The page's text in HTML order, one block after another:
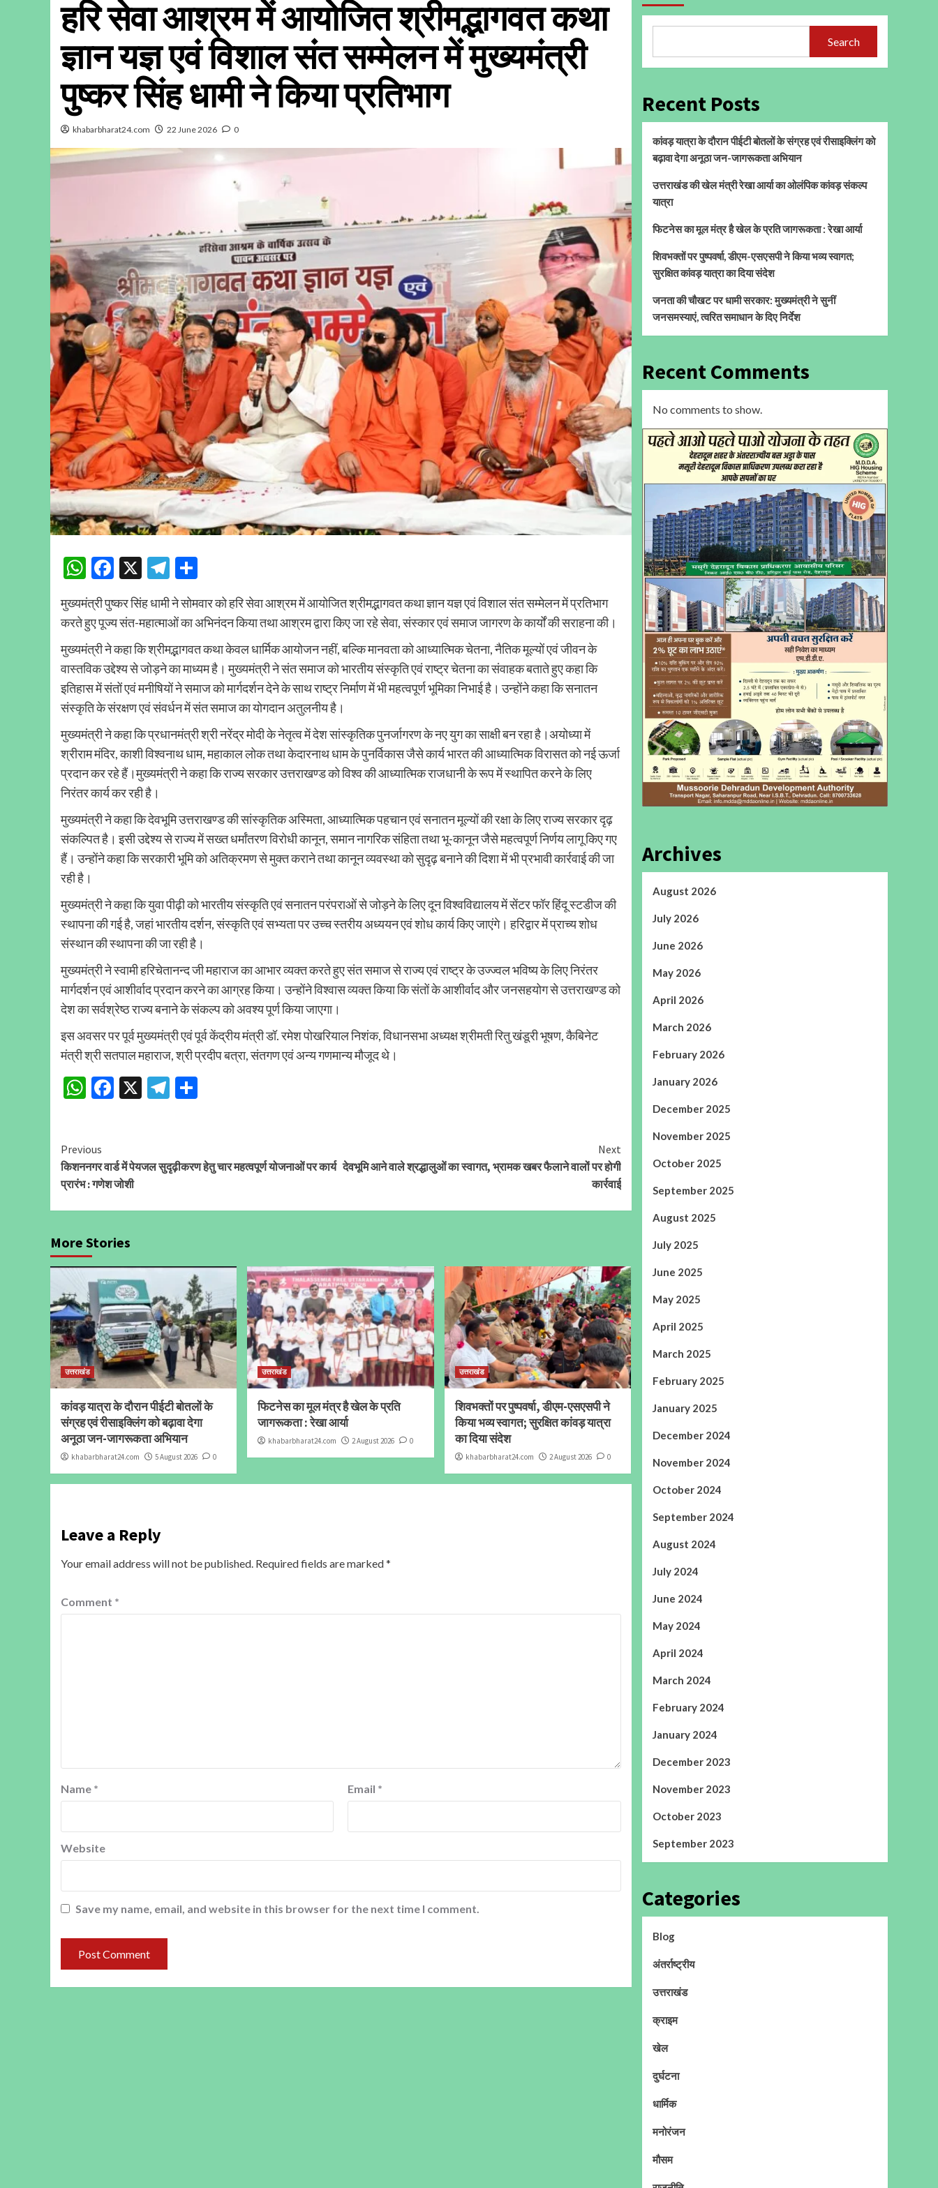
हरि सेवा आश्रम में आयोजित श्रीमद्भागवत कथा
ज्ञान यज्ञ एवं विशाल संत सम्मेलन में मुख्यमंत्री
पुष्कर सिंह धामी ने किया प्रतिभाग
khabarbharat24.com 22 June 2026 0
WhatsApp
Facebook
X Telegram
मुख्यमंत्री पुष्कर सिंह धामी ने सोमवार को हरि सेवा आश्रम में आयोजित श्रीमद्भागवत कथा ज्ञान यज्ञ एवं विशाल संत सम्मेलन में प्रतिभाग
करते हुए पूज्य संत-महात्माओं का अभिनंदन किया तथा आश्रम द्वारा किए जा रहे सेवा, संस्कार एवं समाज जागरण के कार्यों की सराहना की।
मुख्यमंत्री ने कहा कि श्रीमद्भागवत कथा केवल धार्मिक आयोजन नहीं, बल्कि मानवता को आध्यात्मिक चेतना, नैतिक मूल्यों एवं जीवन के
वास्तविक उद्देश्य से जोड़ने का माध्यम है। मुख्यमंत्री ने संत समाज को भारतीय संस्कृति एवं राष्ट्र चेतना का संवाहक बताते हुए कहा कि
इतिहास में संतों एवं मनीषियों ने समाज को मार्गदर्शन देने के साथ राष्ट्र निर्माण में भी महत्वपूर्ण भूमिका निभाई है। उन्होंने कहा कि सनातन
संस्कृति के संरक्षण एवं संवर्धन में संत समाज का योगदान अतुलनीय है।
मुख्यमंत्री ने कहा कि प्रधानमंत्री श्री नरेंद्र मोदी के नेतृत्व में देश सांस्कृतिक पुनर्जागरण के नए युग का साक्षी बन रहा है।अयोध्या में
श्रीराम मंदिर, काशी विश्वनाथ धाम, महाकाल लोक तथा केदारनाथ धाम के पुनर्विकास जैसे कार्य भारत की आध्यात्मिक विरासत को नई ऊर्जा
प्रदान कर रहे हैं।मुख्यमंत्री ने कहा कि राज्य सरकार उत्तराखण्ड को विश्व की आध्यात्मिक राजधानी के रूप में स्थापित करने के लिए
निरंतर कार्य कर रही है।
मुख्यमंत्री ने कहा कि देवभूमि उत्तराखण्ड की सांस्कृतिक अस्मिता, आध्यात्मिक पहचान एवं सनातन मूल्यों की रक्षा के लिए राज्य सरकार दृढ़
संकल्पित है। इसी उद्देश्य से राज्य में सख्त धर्मांतरण विरोधी कानून, समान नागरिक संहिता तथा भू-कानून जैसे महत्वपूर्ण निर्णय लागू किए गए
हैं। उन्होंने कहा कि सरकारी भूमि को अतिक्रमण से मुक्त कराने तथा कानून व्यवस्था को सुदृढ़ बनाने की दिशा में भी प्रभावी कार्रवाई की जा
रही है।
मुख्यमंत्री ने कहा कि युवा पीढ़ी को भारतीय संस्कृति एवं सनातन परंपराओं से जोड़ने के लिए दून विश्वविद्यालय में सेंटर फॉर हिंदू स्टडीज की
स्थापना की गई है, जहां भारतीय दर्शन, संस्कृति एवं सभ्यता पर उच्च स्तरीय अध्ययन एवं शोध कार्य किए जाएंगे। हरिद्वार में प्राच्य शोध
संस्थान की स्थापना की जा रही है।
मुख्यमंत्री ने स्वामी हरिचेतानन्द जी महाराज का आभार व्यक्त करते हुए संत समाज से राज्य एवं राष्ट्र के उज्ज्वल भविष्य के लिए निरंतर
मार्गदर्शन एवं आशीर्वाद प्रदान करने का आग्रह किया। उन्होंने विश्वास व्यक्त किया कि संतों के आशीर्वाद और जनसहयोग से उत्तराखण्ड को
देश का सर्वश्रेष्ठ राज्य बनाने के संकल्प को अवश्य पूर्ण किया जाएगा।
इस अवसर पर पूर्व मुख्यमंत्री एवं पूर्व केंद्रीय मंत्री डॉ. रमेश पोखरियाल निशंक, विधानसभा अध्यक्ष श्रीमती रितु खंडूरी भूषण, कैबिनेट
मंत्री श्री सतपाल महाराज, श्री प्रदीप बत्रा, संतगण एवं अन्य गणमान्य मौजूद थे।
WhatsApp
Facebook
X Telegram
Continue
Reading
Previous
किशननगर वार्ड में पेयजल सुदृढ़ीकरण हेतु चार महत्वपूर्ण योजनाओं पर कार्य
प्रारंभ : गणेश जोशी
Next
देवभूमि आने वाले श्रद्धालुओं का स्वागत, भ्रामक खबर फैलाने वालों पर होगी
कार्रवाई
More Stories
उत्तराखंड
कांवड़ यात्रा के दौरान पीईटी बोतलों के
संग्रह एवं रीसाइक्लिंग को बढ़ावा देगा
अनूठा जन-जागरूकता अभियान
khabarbharat24.com 5 August 2026 0
उत्तराखंड
फिटनेस का मूल मंत्र है खेल के प्रति
जागरूकता : रेखा आर्या
khabarbharat24.com 2 August 2026 0
उत्तराखंड
शिवभक्तों पर पुष्पवर्षा, डीएम-एसएसपी ने
किया भव्य स्वागत; सुरक्षित कांवड़ यात्रा
का दिया संदेश
khabarbharat24.com 2 August 2026 0
Leave a Reply
Your email address will not be published. Required fields are marked*
Comment *
Name * Email *
Website
Save my name, email, and website in this browser for the next time I comment.
Search
Recent Posts
कांवड़ यात्रा के दौरान पीईटी बोतलों के संग्रह एवं रीसाइक्लिंग को
बढ़ावा देगा अनूठा जन-जागरूकता अभियान
उत्तराखंड की खेल मंत्री रेखा आर्या का ओलंपिक कांवड़ संकल्प
यात्रा
फिटनेस का मूल मंत्र है खेल के प्रति जागरूकता : रेखा आर्या
शिवभक्तों पर पुष्पवर्षा, डीएम-एसएसपी ने किया भव्य स्वागत;
सुरक्षित कांवड़ यात्रा का दिया संदेश
जनता की चौखट पर धामी सरकार: मुख्यमंत्री ने सुनीं
जनसमस्याएं, त्वरित समाधान के दिए निर्देश
Recent Comments
No comments to show.
Archives
August 2026
July 2026
June 2026
May 2026
April 2026
March 2026
February 2026
January 2026
December 2025
November 2025
October 2025
September 2025
August 2025
July 2025
June 2025
May 2025
April 2025
March 2025
February 2025
January 2025
December 2024
November 2024
October 2024
September 2024
August 2024
July 2024
June 2024
May 2024
April 2024
March 2024
February 2024
January 2024
December 2023
November 2023
October 2023
September 2023
Categories
Blog
अंतर्राष्ट्रीय
उत्तराखंड
क्राइम
खेल
दुर्घटना
धार्मिक
मनोरंजन
मौसम